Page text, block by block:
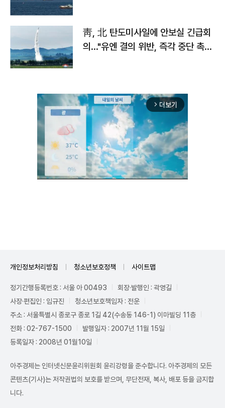
靑, 北 탄도미사일에 안보실 긴급회
의…"유엔 결의 위반, 즉각 중단 촉
arrow_forward_ios 더보기
개인정보처리방침 청소년보호정책 사이트맵
정기간행등록번호 : 서울 아 00493
회장·발행인 : 곽영길
사장·편집인 : 임규진
청소년보호책임자 : 전운
주소 : 서울특별시 종로구 종로 1길 42(수송동 146-1) 이마빌딩 11층
전화 : 02-767-1500
발행일자 : 2007년 11월 15일
등록일자 : 2008년 01월10일
아주경제는 인터넷신문윤리위원회 윤리강령을 준수합니다. 아주경제의 모든
콘텐츠(기사)는 저작권법의 보호를 받으며, 무단전재, 복사, 배포 등을 금지합
니다.